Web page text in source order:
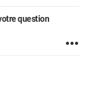
question